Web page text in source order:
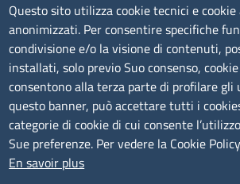
Imperia 0183 7931 - La Spezia 0187
Amministrazione Trasparente
Consulta tutte le sezioni
Bilanci
Bandi di concorso
Procedimenti
Provvedimenti
Questo sito utilizza cookie tecnici e
anonimizzati. Per consentire specifiche
condivisione e/o la visione di contenuti,
installati, solo previo Suo consenso,
consentono alla terza parte di profilare gli
questo banner, può accettare tutti i
categorie di cookie di cui consente
Sue preferenze. Per vedere la Cookie
En savoir plus